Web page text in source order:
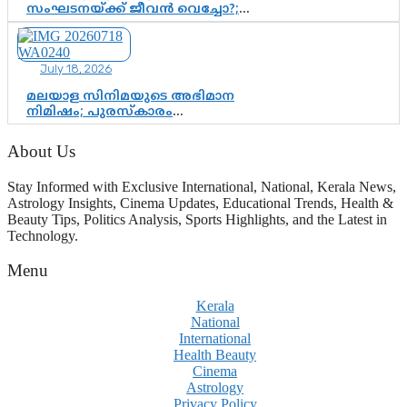
സംഘടനയ്ക്ക് ജീവൻ വെച്ചോ?;
ജിസ്മോന്റെ വിമർശനം രാഷ്ട്രീയ
ഇരട്ടത്താപ്പെന്ന് ചർച്ച
July 18, 2026
മലയാള സിനിമയുടെ അഭിമാന
നിമിഷം; പുരസ്‌കാരം
ആഘോഷമാകട്ടെ, മികവ് ശീലമാകട്ടെ
About Us
Stay Informed with Exclusive International, National, Kerala News,
Astrology Insights, Cinema Updates, Educational Trends, Health &
Beauty Tips, Politics Analysis, Sports Highlights, and the Latest in
Technology.
Menu
Kerala
National
International
Health Beauty
Cinema
Astrology